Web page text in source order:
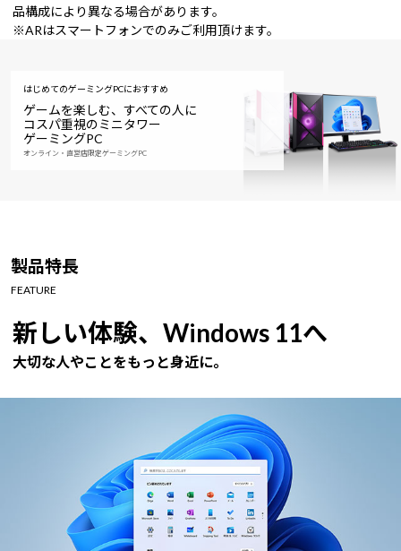
品構成により異なる場合があります。
※ARはスマートフォンでのみご利用頂けます。
はじめてのゲーミングPCにおすすめ
ゲームを楽しむ、すべての人に
コスパ重視のミニタワー
ゲーミングPC
オンライン・直営店限定ゲーミングPC
製品特長
FEATURE
新しい体験、Windows 11へ
大切な人やことをもっと身近に。